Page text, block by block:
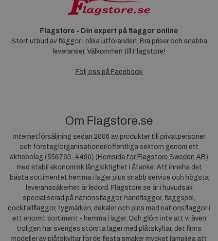
Flagstore - Din expert på flaggor online
Stort utbud av flaggor i olika utföranden. Bra priser och snabba
leveranser. Välkommen till Flagstore!
Följ oss på Facebook
Om Flagstore.se
Internetförsäljning sedan 2006 av produkter till privatpersoner
och företag/organisationer/offentliga sektorn genom ett
aktiebolag (556760-4490) ( Hemsida för Flagstore Sweden AB)
med stabil ekonomisk långsiktighet i åtanke. Att inneha det
bästa sortimentet hemma i lager plus snabb service och högsta
leveranssäkerhet är ledord. Flagstore.se är i huvudsak
specialiserad på nationsflaggor, handflaggor, flaggspel,
cocktailflaggor, tygmärken, dekaler och pins med nationsflaggor i
ett enormt sortiment - hemma i lager. Och glöm inte att vi även
troligen har sveriges största lager med plåtskyltar, det finns
modeller av plåtskyltar för de flesta smaker mycket lämpliga att